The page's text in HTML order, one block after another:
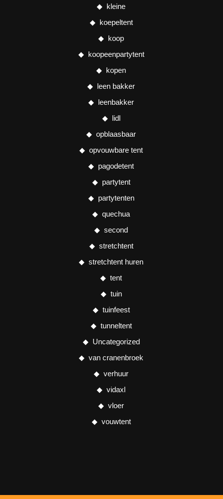
kleine
koepeltent
koop
koopeenpartytent
kopen
leen bakker
leenbakker
lidl
opblaasbaar
opvouwbare tent
pagodetent
partytent
partytenten
quechua
second
stretchtent
stretchtent huren
tent
tuin
tuinfeest
tunneltent
Uncategorized
van cranenbroek
verhuur
vidaxl
vloer
vouwtent